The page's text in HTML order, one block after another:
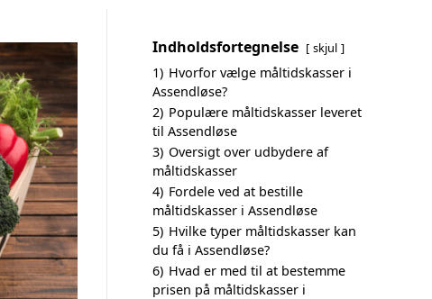
Indholdsfortegnelse skjul
1) Hvorfor vælge måltidskasser i
Assendløse?
2) Populære måltidskasser leveret
til Assendløse
3) Oversigt over udbydere af
måltidskasser
4) Fordele ved at bestille
måltidskasser i Assendløse
5) Hvilke typer måltidskasser kan
du få i Assendløse?
6) Hvad er med til at bestemme
prisen på måltidskasser i